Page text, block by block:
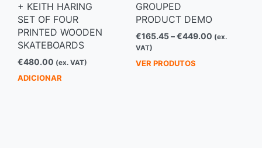
+ KEITH HARING
SET OF FOUR
PRINTED WOODEN
SKATEBOARDS
€480.00 (ex. VAT)
ADICIONAR
GROUPED
PRODUCT DEMO
€165.45–€449.00Price
(ex.
VAT)
VER PRODUTOS